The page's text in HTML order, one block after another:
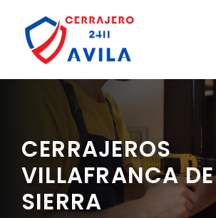
contenido
CERRAJEROS
VILLAFRANCA
SIERRA